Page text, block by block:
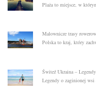
Plaża to miejsce, w
Malownicze trasy
Polska to kraj, który
Świteź Ukraina –
Legendy o zaginionej